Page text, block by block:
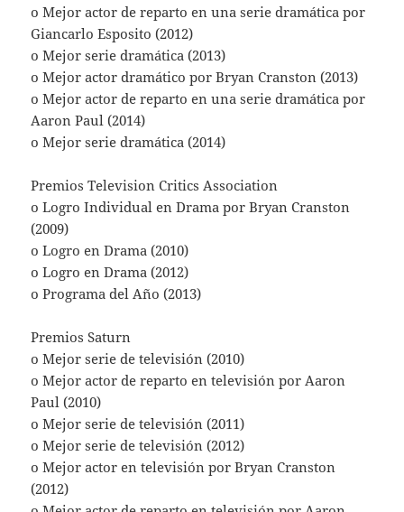
o Mejor actor de reparto en una serie dramática por
Giancarlo Esposito (2012)
o Mejor serie dramática (2013)
o Mejor actor dramático por Bryan Cranston (2013)
o Mejor actor de reparto en una serie dramática por
Aaron Paul (2014)
o Mejor serie dramática (2014)
Premios Television Critics Association
o Logro Individual en Drama por Bryan Cranston
(2009)
o Logro en Drama (2010)
o Logro en Drama (2012)
o Programa del Año (2013)
Premios Saturn
o Mejor serie de televisión (2010)
o Mejor actor de reparto en televisión por Aaron
Paul (2010)
o Mejor serie de televisión (2011)
o Mejor serie de televisión (2012)
o Mejor actor en televisión por Bryan Cranston
(2012)